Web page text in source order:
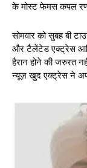
के मोस्ट फेमस कपल
सोमवार को सुबह बी
और टैलेंटेड एक्ट्रेस
हैरान होने की जरुरत
न्यूज़ खुद एक्ट्रेस ने